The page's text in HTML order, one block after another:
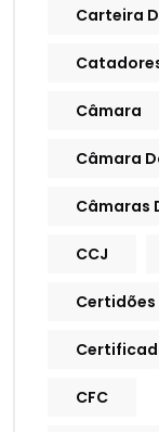
Carteira
Câmara
Câmara
Câmaras
CCJ
CFC